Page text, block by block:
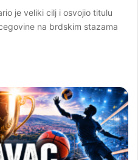
je veliki cilj i osvojio titulu
na brdskim stazama